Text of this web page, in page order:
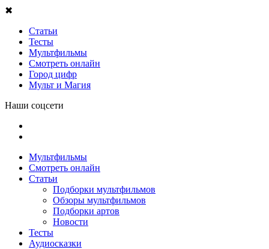
✖
Статьи
Тесты
Мультфильмы
Смотреть онлайн
Город цифр
Мульт и Магия
Наши соцсети
Мультфильмы
Смотреть онлайн
Статьи
Подборки мультфильмов
Обзоры мультфильмов
Подборки артов
Новости
Тесты
Аудиосказки